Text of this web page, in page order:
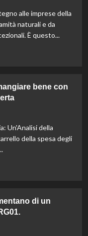
alle imprese della
naturali e da
È questo...
bene con
Un'Analisi della
della spesa degli
di un